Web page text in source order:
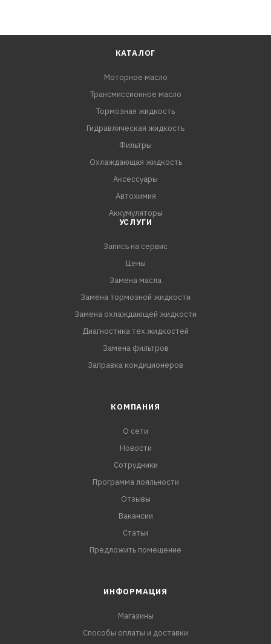
КАТАЛОГ
Моторное масло
Трансмиссионное масло
Тормозная жидкость
Гидравлическая жидкость
Фильтры
Охлаждающая жидкость
Аксессуары
Автохимия
Аккумуляторы
УСЛУГИ
Запись на сервис
Цены
Замена масла
Замена тормозной жидкости
Замена охлаждающей жидкости
Диагностика тех.жидкостей
Замена фильтров
Заправка кондиционеров
КОМПАНИЯ
О сети
Новости
Сотрудники
Программа лояльности
Отзывы
Вакансии
Статьи
Предложить помещение
ИНФОРМАЦИЯ
Магазины
Способы оплаты и доставки